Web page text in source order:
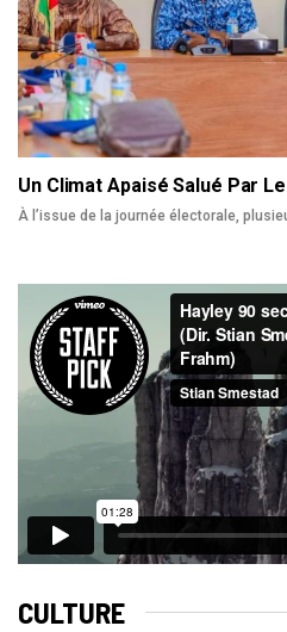
Un Climat Apaisé Salué Par
À l’issue de la journée électorale,
CULTURE